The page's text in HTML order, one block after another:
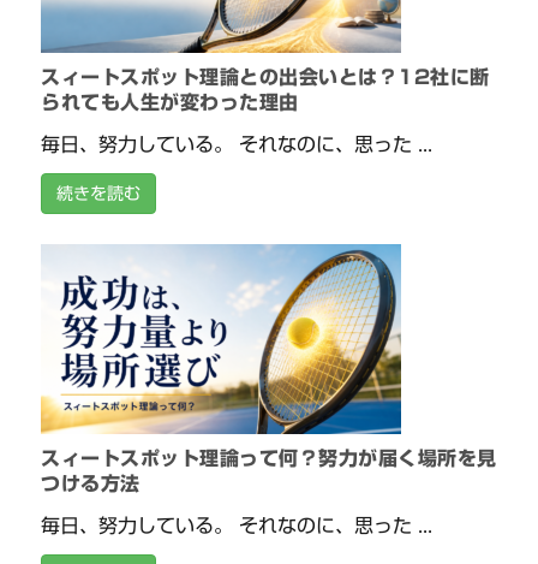
スィートスポット理論との出会いとは？12社に断
られても人生が変わった理由
毎日、努力している。 それなのに、思った ...
続きを読む
スィートスポット理論って何？努力が届く場所を見
つける方法
毎日、努力している。 それなのに、思った ...